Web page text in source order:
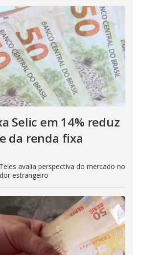
Selic em 14% reduz
da renda fixa
avalia perspectiva do mercado no
estrangeiro